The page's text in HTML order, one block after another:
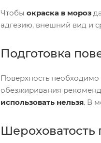
Чтобы окраска в мороз
адгезию, внешний вид и
Подготовка
Поверхность необходимо
обезжиривания
использовать нельзя. В
Шероховатость